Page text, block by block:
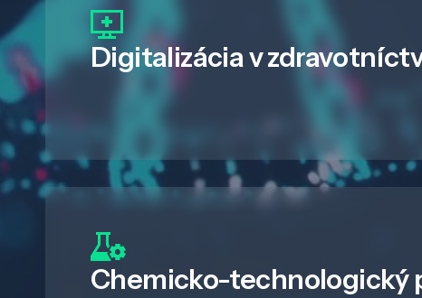
Digitalizáciav
Chemicko-technologický